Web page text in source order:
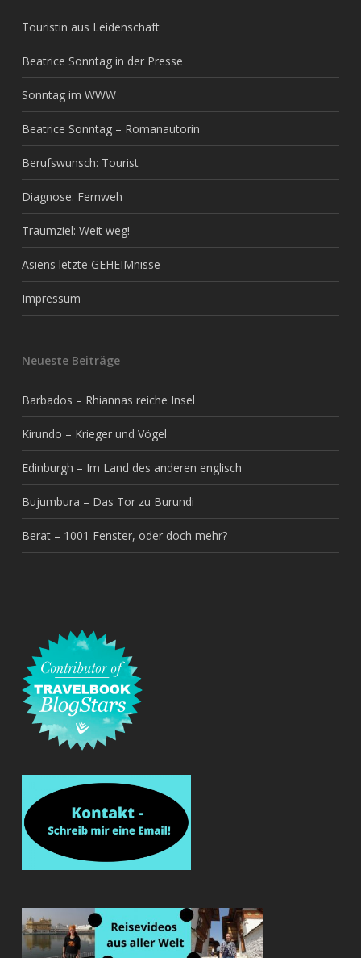
Touristin aus Leidenschaft
Beatrice Sonntag in der Presse
Sonntag im WWW
Beatrice Sonntag – Romanautorin
Berufswunsch: Tourist
Diagnose: Fernweh
Traumziel: Weit weg!
Asiens letzte GEHEIMnisse
Impressum
Neueste Beiträge
Barbados – Rhiannas reiche Insel
Kirundo – Krieger und Vögel
Edinburgh – Im Land des anderen englisch
Bujumbura – Das Tor zu Burundi
Berat – 1001 Fenster, oder doch mehr?